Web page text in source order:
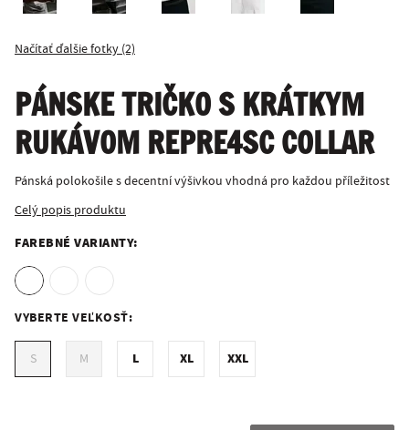
Načítať ďalšie fotky (2)
PÁNSKE TRIČKO S KRÁTKYM
RUKÁVOM REPRE4SC COLLAR
Pánská polokošile s decentní výšivkou vhodná pro každou příležitost
Celý popis produktu
FAREBNÉ VARIANTY:
VYBERTE VEĽKOSŤ:
S M L XL XXL